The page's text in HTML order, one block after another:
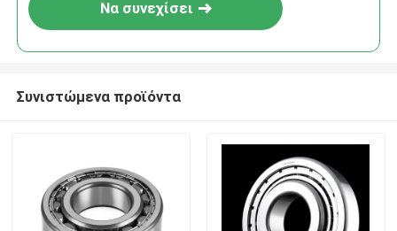
Να συνεχίσει
Συνιστώμενα προϊόντα